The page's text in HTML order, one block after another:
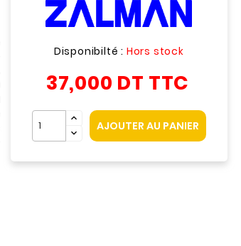
Disponibilté : Hors stock
37,000 DT TTC
AJOUTER AU PANIER